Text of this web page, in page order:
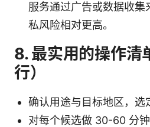
服务通过广告或数据收集
私风险相对更高。
8. 最实用的操作清
行）
确认用途与目标地区，选
对每个候选做 30-60 分